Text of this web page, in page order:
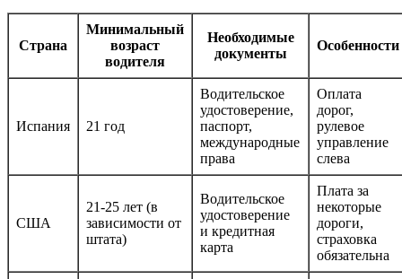
Страна
Минимальный
возраст
водителя
Необходимые
документы
Особенности
Испания 21 год
Водительское
удостоверение,
паспорт,
международные
права
Оплата
дорог,
рулевое
управление
слева
США
21-25 лет (в
зависимости от
штата)
Водительское
удостоверение
и кредитная
карта
Плата за
некоторые
дороги,
страховка
обязательна